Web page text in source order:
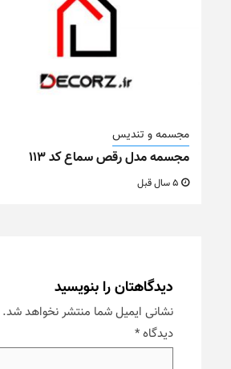
مجسمه و تندیس
مجسمه مدل رقص سماع کد ۱۱۳
دیدگاهتان را بنویسید
نشانی ایمیل شما منتشر نخواهد شد.
دیدگاه*